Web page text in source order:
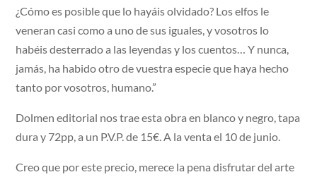
¿Cómo es posible que lo hayáis olvidado? Los elfos le
veneran casi como a uno de sus iguales, y vosotros lo
habéis desterrado a las leyendas y los cuentos… Y nunca,
jamás, ha habido otro de vuestra especie que haya hecho
tanto por vosotros, humano.”
Dolmen editorial nos trae esta obra en blanco y negro, tapa
dura y 72pp, a un P.V.P. de 15€. A la venta el 10 de junio.
Creo que por este precio, merece la pena disfrutar del arte